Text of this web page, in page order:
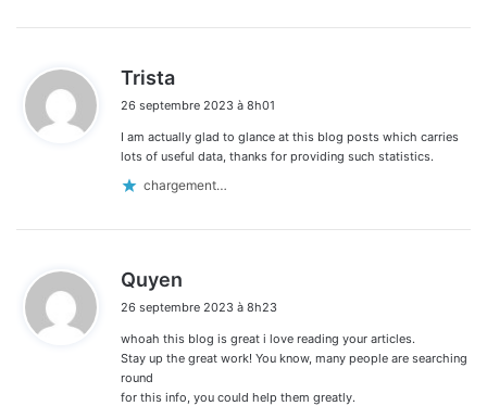
Trista
t
:
26 septembre 2023 à 8h01
I am actually glad to glance at this blog posts which carries
lots of useful data, thanks for providing such statistics.
chargement…
Quyen
t
:
26 septembre 2023 à 8h23
whoah this blog is great i love reading your articles.
Stay up the great work! You know, many people are searching
round
for this info, you could help them greatly.